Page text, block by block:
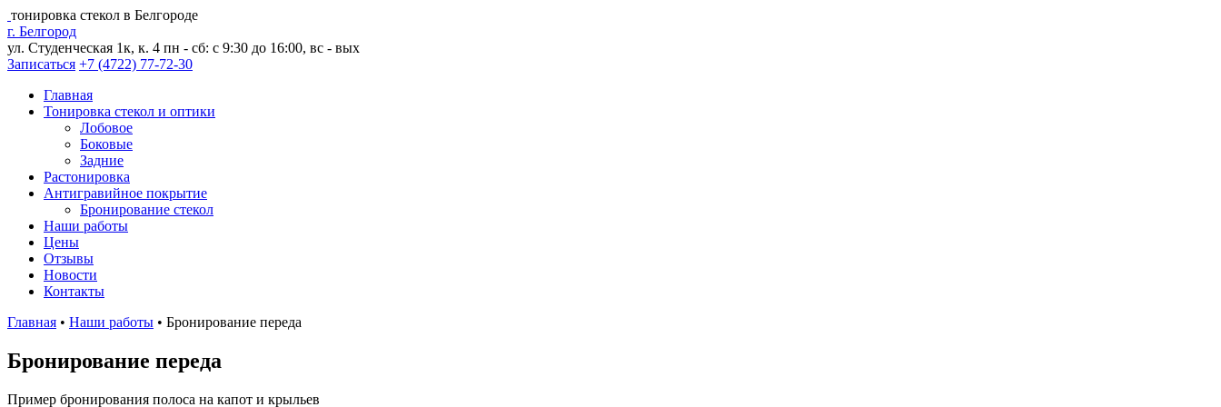
тонировка стекол в Белгороде
г. Белгород
ул. Студенческая 1к, к. 4 пн - сб: с 9:30 до 16:00, вс - вых
Записаться +7 (4722) 77-72-30
Главная
Тонировка стекол и оптики
Лобовое
Боковые
Задние
Растонировка
Антигравийное покрытие
Бронирование стекол
Наши работы
Цены
Отзывы
Новости
Контакты
Главная • Наши работы • Бронирование переда
Бронирование переда
Пример бронирования полоса на капот и крыльев